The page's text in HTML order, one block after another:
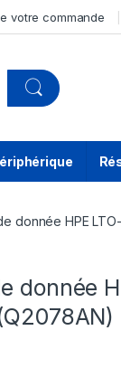
votre commande
donnée HPE
donnée